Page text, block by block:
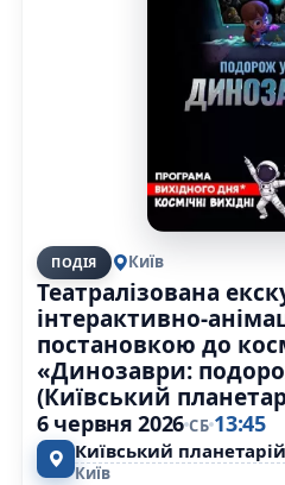
ПОДІЯ Київ
Театралізована
інтерактивно-
постановкою до
«Динозаври:
(Київський
6 червня 2026 СБ 13:45
Київський планетарій
Київ